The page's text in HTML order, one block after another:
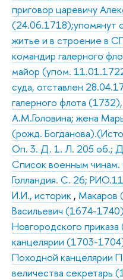
приговор царевичу
(24.06.1718);упомянут
житье и в строение в
командир галерного
майор (упом.
суда, отставлен
галерного флота
А.М.Головина; жена
(рожд.
Оп. 3. Д. 1. Л. 205 об.;
Список военным
Голландия. С. 26;
И.И., историк , Макаров
Васильевич (1674-
Новгородского
канцелярии (1703-
Походной канцелярии
величества секретарь